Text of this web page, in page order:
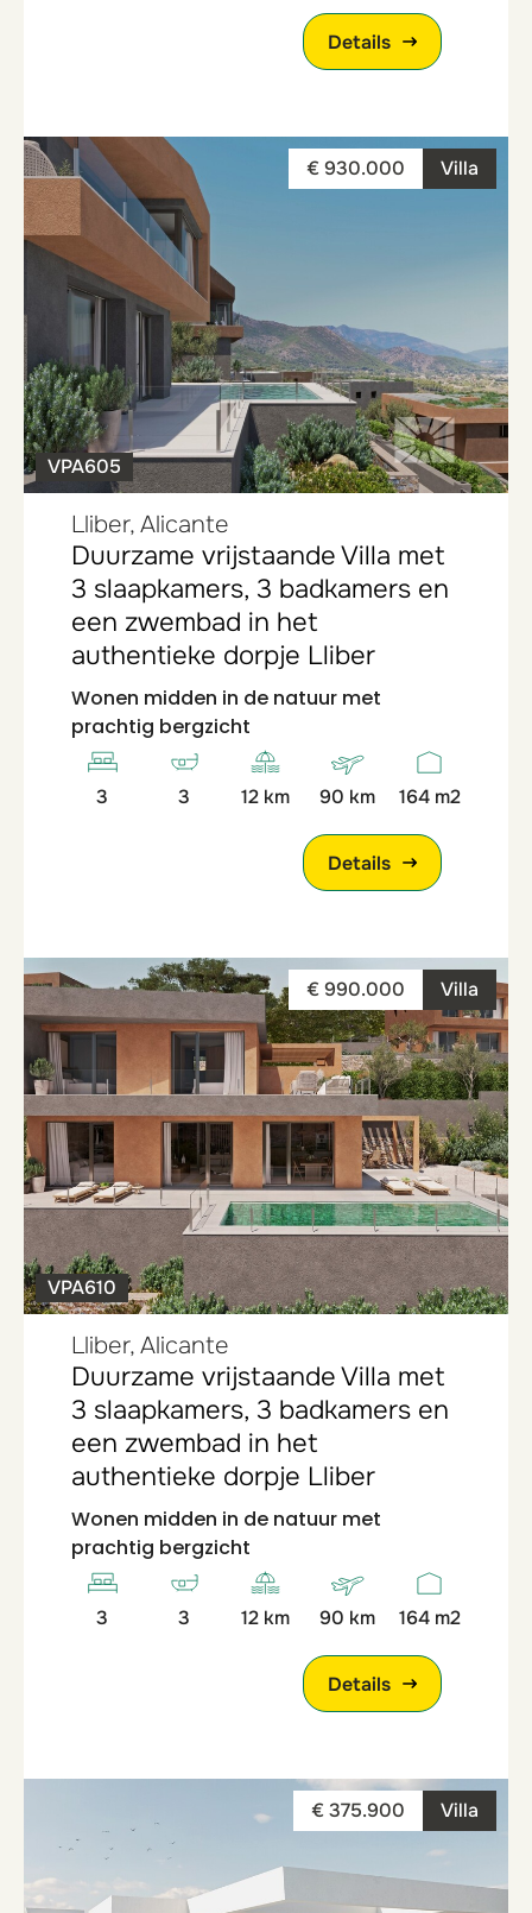
Details
Villa
€ 930.000
VPA605
Lliber, Alicante
Duurzame vrijstaande Villa met
3 slaapkamers, 3 badkamers en
een zwembad in het
authentieke dorpje Lliber
Wonen midden in de natuur met
prachtig bergzicht
3 3 12 km 90 km 164 m2
Details
Villa
€ 990.000
VPA610
Lliber, Alicante
Duurzame vrijstaande Villa met
3 slaapkamers, 3 badkamers en
een zwembad in het
authentieke dorpje Lliber
Wonen midden in de natuur met
prachtig bergzicht
3 3 12 km 90 km 164 m2
Details
Villa
€ 375.900